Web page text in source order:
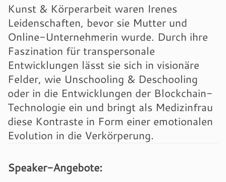
Kunst & Körperarbeit waren Irenes
Leidenschaften, bevor sie Mutter und
Online-Unternehmerin wurde. Durch ihre
Faszination für transpersonale
Entwicklungen lässt sie sich in visionäre
Felder, wie Unschooling & Deschooling
oder in die Entwicklungen der Blockchain-
Technologie ein und bringt als Medizinfrau
diese Kontraste in Form einer emotionalen
Evolution in die Verkörperung.
Speaker-Angebote: